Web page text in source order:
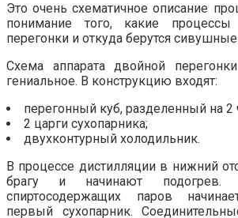
Это очень схематичное описание
понимание того, какие
перегонки и откуда берутся
Схема аппарата двойной
гениальное. В конструкцию входят:
перегонный куб, разделенный на 2
2 царги сухопарника;
двухконтурный холодильник.
В процессе дистилляции в нижний
брагу и начинают подогрев.
спиртосодержащих паров
первый сухопарник.